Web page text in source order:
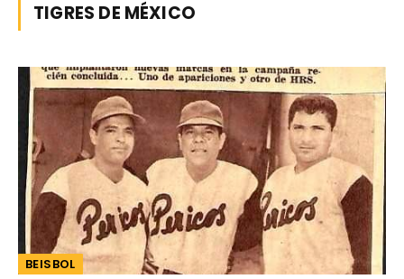
TIGRES DE MÉXICO
BEISBOL